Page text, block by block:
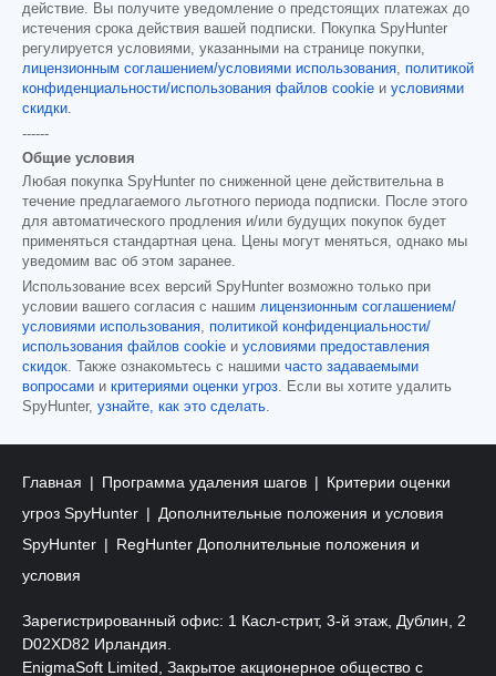
действие. Вы получите уведомление о предстоящих платежах до
истечения срока действия вашей подписки. Покупка SpyHunter
регулируется условиями, указанными на странице покупки,
лицензионным соглашением/условиями использования, политикой
конфиденциальности/использования файлов cookie и условиями
скидки.
------
Общие условия
Любая покупка SpyHunter по сниженной цене действительна в
течение предлагаемого льготного периода подписки. После этого
для автоматического продления и/или будущих покупок будет
применяться стандартная цена. Цены могут меняться, однако мы
уведомим вас об этом заранее.
Использование всех версий SpyHunter возможно только при
условии вашего согласия с нашим лицензионным соглашением/
условиями использования, политикой конфиденциальности/
использования файлов cookie и условиями предоставления
скидок. Также ознакомьтесь с нашими часто задаваемыми
вопросами и критериями оценки угроз. Если вы хотите удалить
SpyHunter, узнайте, как это сделать.
Главная Программа удаления шагов
Критерии оценки
угроз SpyHunter
Дополнительные положения и условия
SpyHunter
RegHunter Дополнительные положения и
условия
Зарегистрированный офис: 1 Касл-стрит, 3-й этаж, Дублин, 2
D02XD82 Ирландия.
EnigmaSoft Limited, Закрытое акционерное общество с